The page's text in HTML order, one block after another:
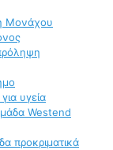
Μονάχου
υγεία
Westend
προκριματικά